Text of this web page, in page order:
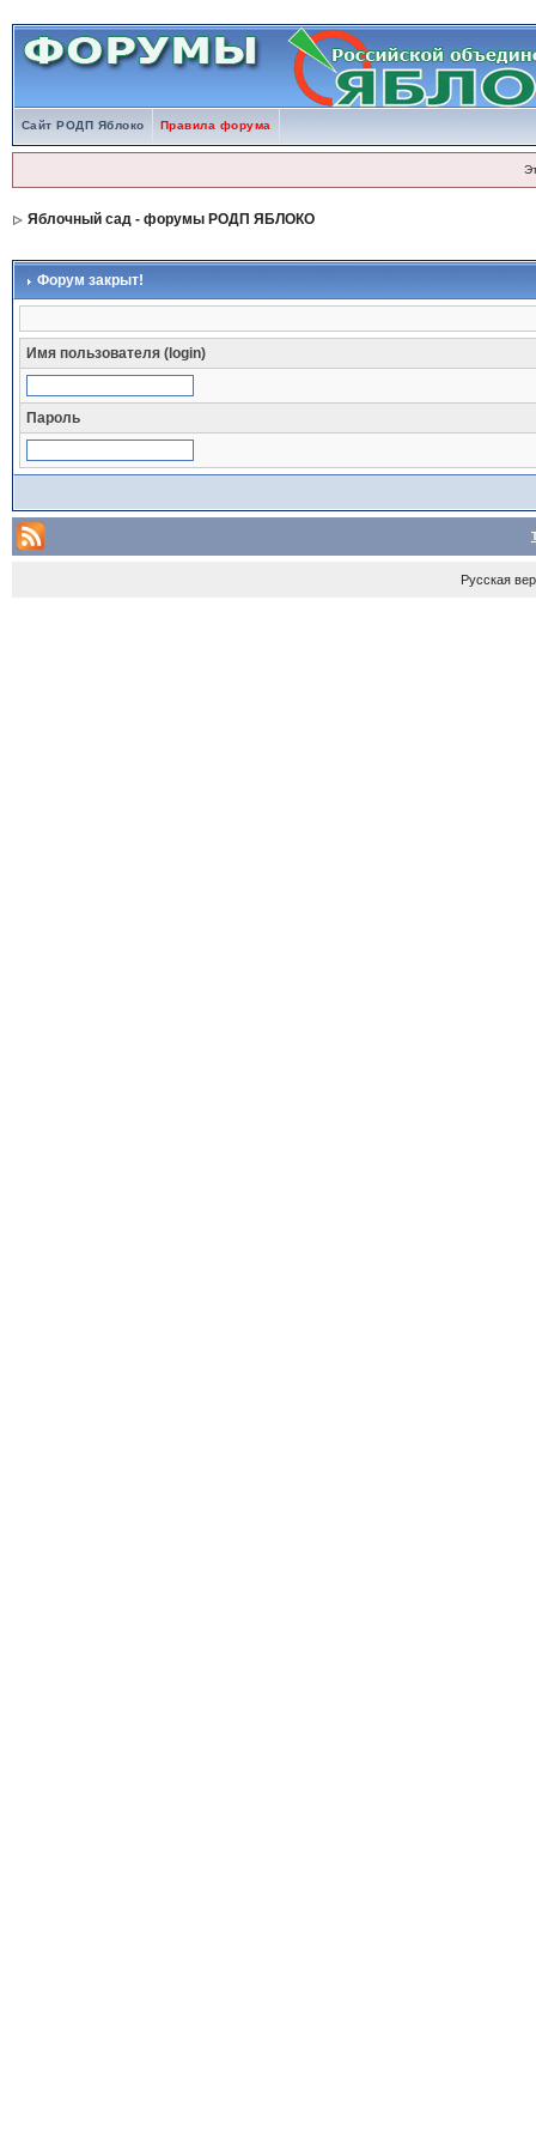
Сайт РОДП Яблоко Правила форума
Яблочный сад - форумы РОДП ЯБЛОКО
Форум закрыт!
Имя пользователя (login)
Пароль
Русская